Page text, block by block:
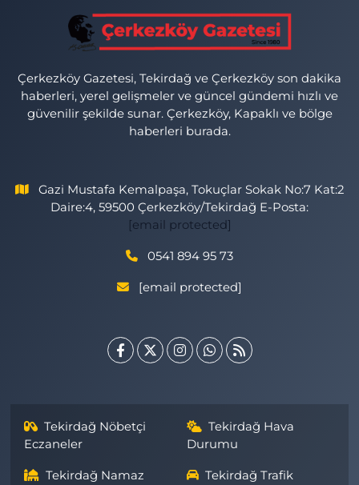
Çerkezköy Gazetesi, Tekirdağ ve Çerkezköy son dakika
haberleri, yerel gelişmeler ve güncel gündemi hızlı ve
güvenilir şekilde sunar. Çerkezköy, Kapaklı ve bölge
haberleri burada.
Gazi Mustafa Kemalpaşa, Tokuçlar Sokak No:7 Kat:2
Daire:4, 59500 Çerkezköy/Tekirdağ E-Posta:
[email protected]
0541 894 95 73
[email protected]
Tekirdağ Nöbetçi
Eczaneler
Tekirdağ Hava
Durumu
Tekirdağ Namaz
Tekirdağ Trafik